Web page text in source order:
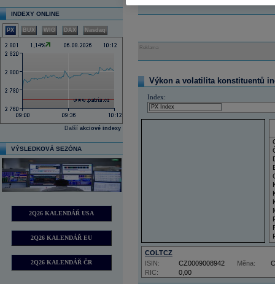
INDEXY ONLINE
PX BUX WIG DAX Nasdaq
Další akciové indexy
VÝSLEDKOVÁ SEZÓNA
2Q26 KALENDÁŘ USA
2Q26 KALENDÁŘ EU
2Q26 KALENDÁŘ ČR
Reklama
Výkon a volatilita konstituentů
Index:
COLTCZ
RIC: 0,00
ISIN: CZ0009008942 Měna: